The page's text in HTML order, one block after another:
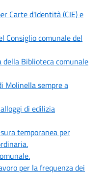
Carte d'Identità (CIE) e
Consiglio comunale del
Biblioteca comunale
Molinella sempre a
di edilizia
temporanea per
per la frequenza dei